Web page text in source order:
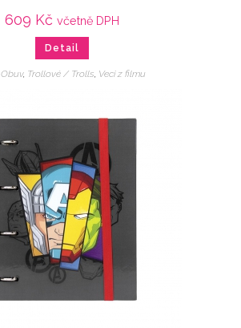
609 Kč včetně DPH
Detail
Obuv, Trollové / Trolls, Veci z filmu